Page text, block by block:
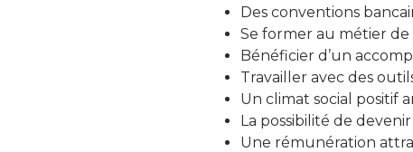
Des conventions
Se former au métier de
Bénéficier d’un
Travailler avec des
Un climat social positif
La possibilité de
Une rémunération